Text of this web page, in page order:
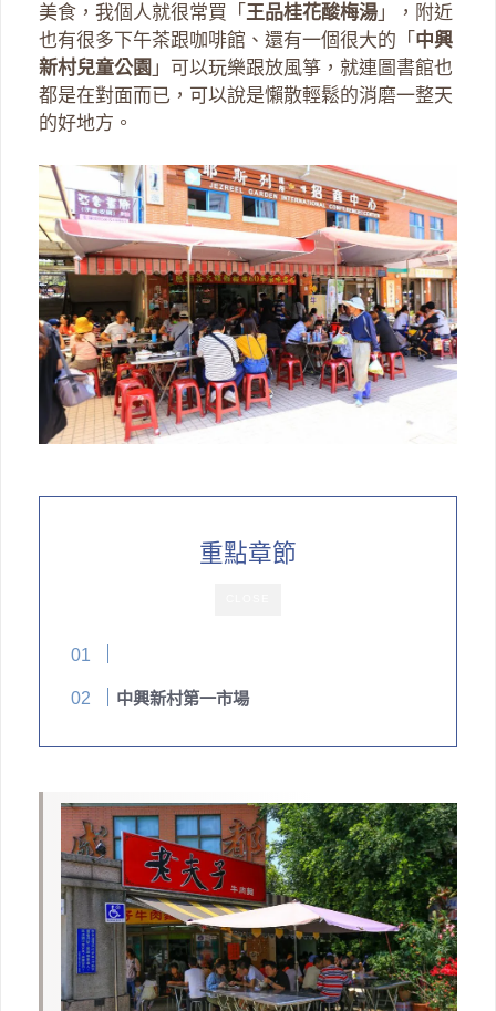
美食，我個人就很常買「 王品桂花酸梅湯 」，附近
也有很多下午茶跟咖啡館、還有一個很大的「 中興
新村兒童公園 」可以玩樂跟放風箏，就連圖書館也
都是在對面而已，可以說是懶散輕鬆的消磨一整天
的好地方。
重點章節
中興新村第一市場